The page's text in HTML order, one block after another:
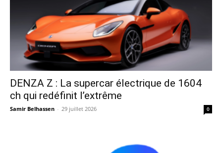
DENZA Z : La supercar électrique de 1604
ch qui redéfinit l’extrême
Samir Belhassen - 29 juillet 2026 0